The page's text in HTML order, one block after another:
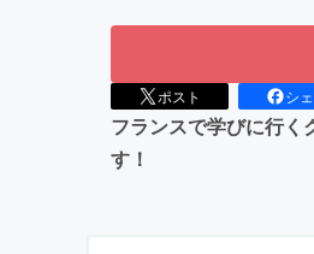
ポスト シ
フランスで学びに行く
す！